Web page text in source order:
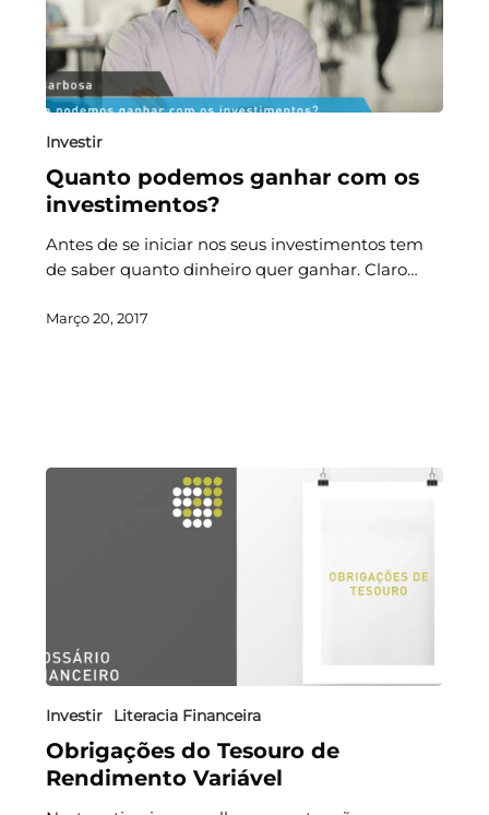
Investir
Quanto podemos ganhar com os
investimentos?
Antes de se iniciar nos seus investimentos tem
de saber quanto dinheiro quer ganhar. Claro…
Março 20, 2017
Investir Literacia Financeira
Obrigações do Tesouro de
Rendimento Variável